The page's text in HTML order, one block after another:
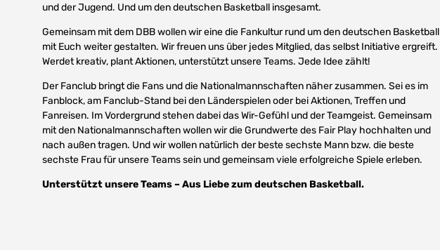
und der Jugend. Und um den deutschen Basketball insgesamt.
Gemeinsam mit dem DBB wollen wir eine die Fankultur rund um den deutschen Basketball
mit Euch weiter gestalten. Wir freuen uns über jedes Mitglied, das selbst Initiative ergreift.
Werdet kreativ, plant Aktionen, unterstützt unsere Teams. Jede Idee zählt!
Der Fanclub bringt die Fans und die Nationalmannschaften näher zusammen. Sei es im
Fanblock, am Fanclub-Stand bei den Länderspielen oder bei Aktionen, Treffen und
Fanreisen. Im Vordergrund stehen dabei das Wir-Gefühl und der Teamgeist. Gemeinsam
mit den Nationalmannschaften wollen wir die Grundwerte des Fair Play hochhalten und
nach außen tragen. Und wir wollen natürlich der beste sechste Mann bzw. die beste
sechste Frau für unsere Teams sein und gemeinsam viele erfolgreiche Spiele erleben.
Unterstützt unsere Teams – Aus Liebe zum deutschen Basketball.